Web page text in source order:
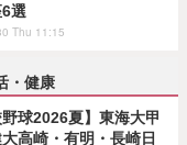
選
Thu 11:15
・健康
野球2026夏】東海大甲
高崎・有明・長崎日